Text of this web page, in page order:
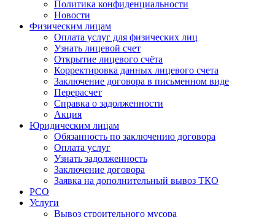
Политика конфиденциальности
Новости
Физическим лицам
Оплата услуг для физических лиц
Узнать лицевой счет
Открытие лицевого счёта
Корректировка данных лицевого счета
Заключение договора в письменном виде
Перерасчет
Справка о задолженности
Акция
Юридическим лицам
Обязанность по заключению договора
Оплата услуг
Узнать задолженность
Заключение договора
Заявка на дополнительный вывоз ТКО
РСО
Услуги
Вывоз строительного мусора